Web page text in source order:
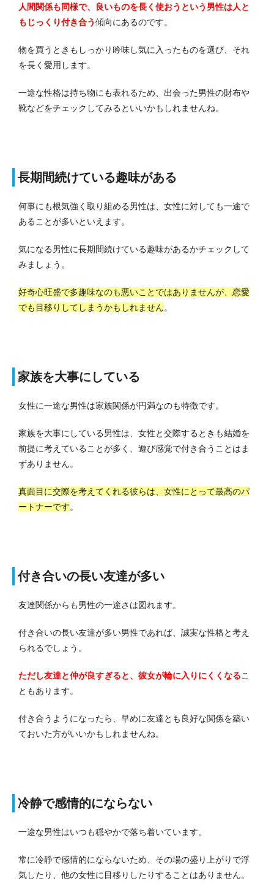
人間関係も同様で、良いものを長く使おうという男性は人と
もじっくり付き合う傾向にあるのです。
物を買うときもしっかり吟味し気に入ったものを選び、それ
を長く愛用します。
一途な性格は持ち物にも表れるため、出会った男性の財布や
靴などをチェックしてみるといいかもしれませんね。
長期間続けている趣味がある
何事にも根気強く取り組める男性は、女性に対しても一途で
あることが多いといえます。
気になる男性に長期間続けている趣味があるかチェックして
みましょう。
好奇心旺盛で多趣味なのも悪いことではありませんが、恋愛
でも目移りしてしまうかもしれません。
家族を大事にしている
女性に一途な男性は家族関係が円満なのも特徴です。
家族を大事にしている男性は、女性と交際するときも結婚を
前提に考えていることが多く、遊び感覚で付き合うことはま
ずありません。
真面目に交際を考えてくれる彼らは、女性にとって最高のパ
ートナーです。
付き合いの長い友達が多い
友達関係からも男性の一途さは図れます。
付き合いの長い友達が多い男性であれば、誠実な性格と考え
られるでしょう。
ただし友達と仲が良すぎると、彼女が輪に入りにくくなるこ
ともあります。
付き合うようになったら、早めに友達とも良好な関係を築い
ておいた方がいいかもしれませんね。
冷静で感情的にならない
一途な男性はいつも穏やかで落ち着いています。
常に冷静で感情的にならないため、その場の盛り上がりで浮
気したり、他の女性に目移りしたりすることはありません。